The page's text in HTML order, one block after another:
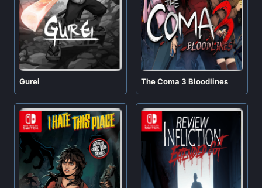
Gurei The Coma 3 Bloodlines